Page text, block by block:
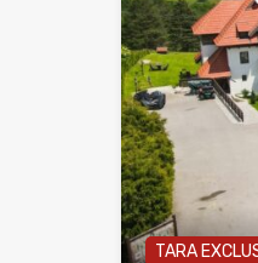
TARA